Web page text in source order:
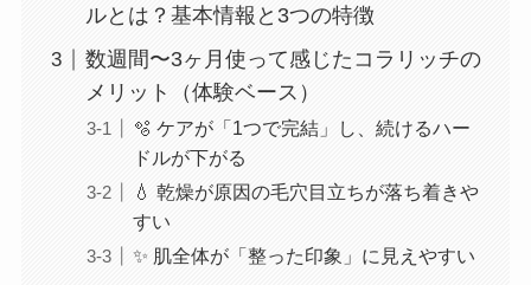
ルとは？基本情報と3つの特徴
数週間〜3ヶ月使って感じたコラリッチの
メリット（体験ベース）
🫧 ケアが「1つで完結」し、続けるハー
ドルが下がる
💧 乾燥が原因の毛穴目立ちが落ち着きや
すい
✨ 肌全体が「整った印象」に見えやすい